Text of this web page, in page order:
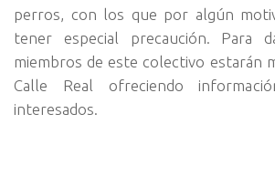
perros, con los que por algún
tener especial precaución. Para
miembros de este colectivo estarán
Calle Real ofreciendo
interesados.